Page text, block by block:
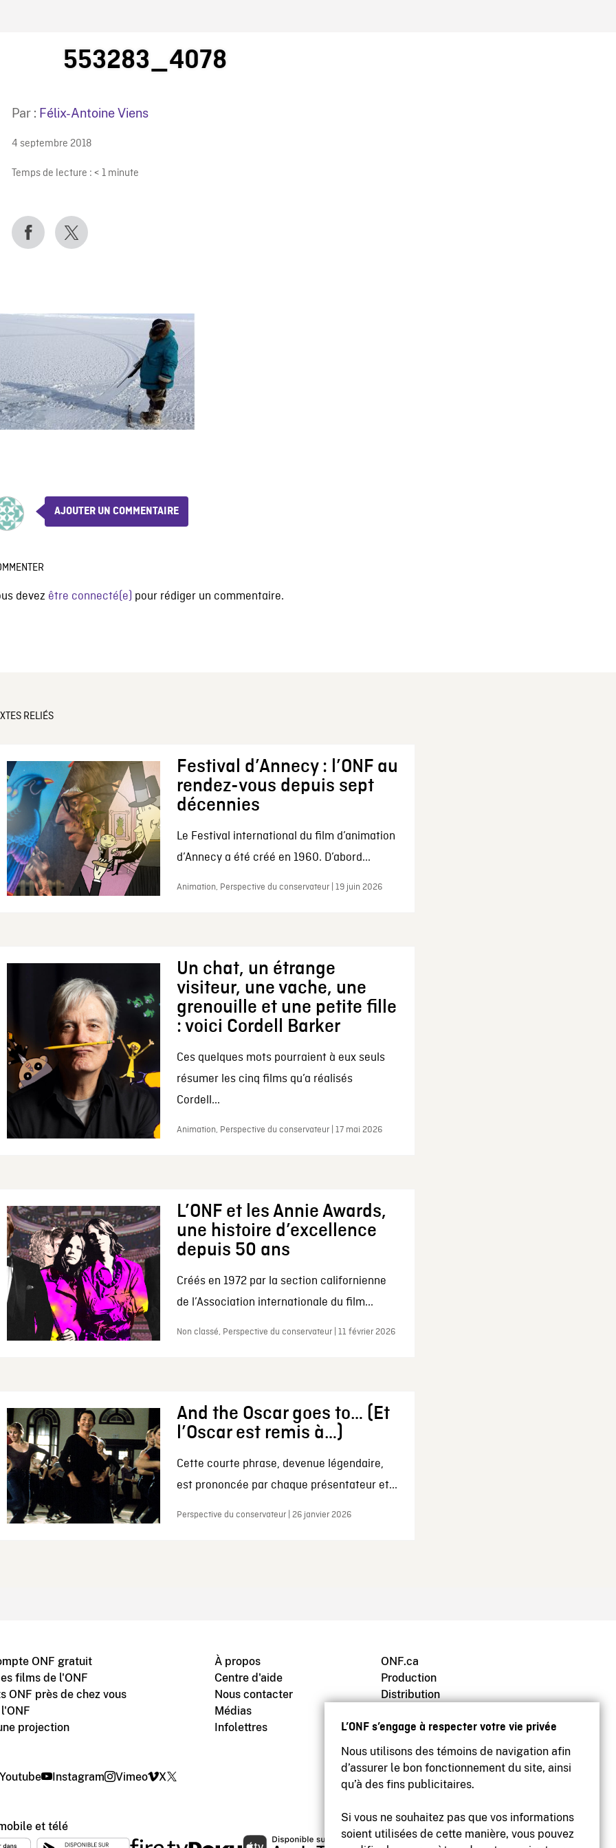
L’ONF s’engage à respecter votre vie privée
Nous utilisons des témoins de navigation afin
d’assurer le bon fonctionnement du site, ainsi
qu’à des fins publicitaires.
Si vous ne souhaitez pas que vos informations
soient utilisées de cette manière, vous pouvez
ONF
553283_4078
Par : Félix-Antoine Viens
4 septembre 2018
Temps de lecture : < 1 minute
AJOUTER UN COMMENTAIRE
devez être connecté(e) pour rédiger un commentaire.
RELIÉS
Festival d’Annecy : l’ONF au
rendez-vous depuis sept
décennies
Le Festival international du film d’animation
d’Annecy a été créé en 1960. D’abord...
Animation, Perspective du conservateur | 19 juin 2026
Un chat, un étrange
visiteur, une vache, une
grenouille et une petite fille
: voici Cordell Barker
Ces quelques mots pourraient à eux seuls
résumer les cinq films qu’a réalisés
Cordell...
Animation, Perspective du conservateur | 17 mai 2026
L’ONF et les Annie Awards,
une histoire d’excellence
depuis 50 ans
Créés en 1972 par la section californienne
de l’Association internationale du film...
Non classé, Perspective du conservateur | 11 février 2026
And the Oscar goes to… (Et
l’Oscar est remis à…)
Cette courte phrase, devenue légendaire,
est prononcée par chaque présentateur et...
Perspective du conservateur | 26 janvier 2026
ONF gratuit
films de l'ONF
ONF près de chez vous
projection
À propos
Centre d'aide
Nous contacter
Médias
Infolettres
ONF.ca
Production
Distribution
Archives
Youtube Instagram Vimeo X
et télé